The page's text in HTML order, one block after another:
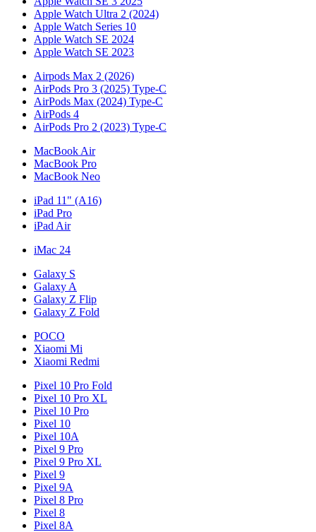
Apple Watch Ultra 2 (2024)
Apple Watch Series 10
Apple Watch SE 2024
Apple Watch SE 2023
Airpods Max 2 (2026)
AirPods Pro 3 (2025) Type-C
AirPods Max (2024) Type-C
AirPods 4
AirPods Pro 2 (2023) Type-C
MacBook Air
MacBook Pro
MacBook Neo
iPad 11" (A16)
iPad Pro
iPad Air
iMac 24
Galaxy S
Galaxy A
Galaxy Z Flip
Galaxy Z Fold
POCO
Xiaomi Mi
Xiaomi Redmi
Pixel 10 Pro Fold
Pixel 10 Pro XL
Pixel 10 Pro
Pixel 10
Pixel 10A
Pixel 9 Pro
Pixel 9 Pro XL
Pixel 9
Pixel 9A
Pixel 8 Pro
Pixel 8
Pixel 8A